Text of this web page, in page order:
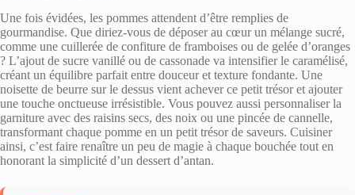
Une fois évidées, les pommes attendent d’être remplies de
gourmandise. Que diriez-vous de déposer au cœur un mélange sucré,
comme une cuillerée de confiture de framboises ou de gelée d’oranges
? L’ajout de sucre vanillé ou de cassonade va intensifier le caramélisé,
créant un équilibre parfait entre douceur et texture fondante. Une
noisette de beurre sur le dessus vient achever ce petit trésor et ajouter
une touche onctueuse irrésistible. Vous pouvez aussi personnaliser la
garniture avec des raisins secs, des noix ou une pincée de cannelle,
transformant chaque pomme en un petit trésor de saveurs. Cuisiner
ainsi, c’est faire renaître un peu de magie à chaque bouchée tout en
honorant la simplicité d’un dessert d’antan.